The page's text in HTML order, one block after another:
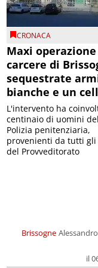
CRONACA
Maxi
carcere di
sequestrate
bianche e un
Brissogne
il
L'intervento ha
centinaio di uomini
Polizia penitenziaria,
provenienti da tutti
del Provveditorato